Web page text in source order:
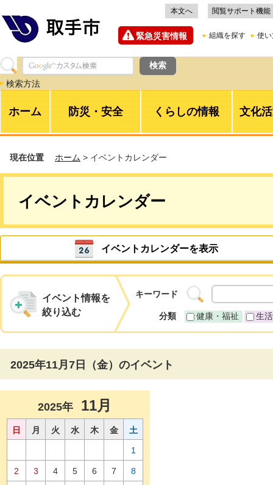
本文へ 閲覧サポート機能
緊急災害情報 組織を探す 使
検索方法
ホーム 防災・安全 くらしの情報 文化
現在位置 ホーム > イベントカレンダー
イベントカレンダー
イベントカレンダーを表示
イベント情報を
絞り込む
キーワード
分類 健康・福祉 生活
2025年11月7日（金）のイベント
2025年 11月
日 月 火 水 木 金 土
1
2 3 4 5 6 7 8